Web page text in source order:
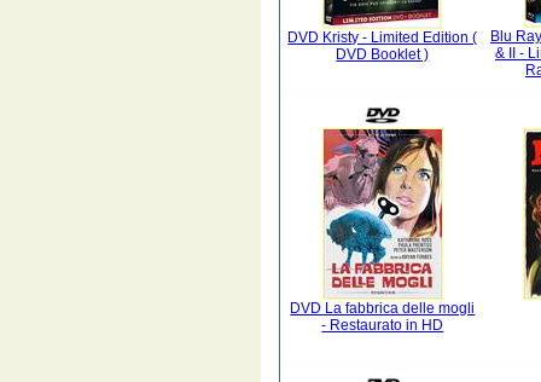
DVD Kristy - Limited Edition (
DVD Booklet )
Blu
& II -
DVD La fabbrica delle mogli
- Restaurato in HD